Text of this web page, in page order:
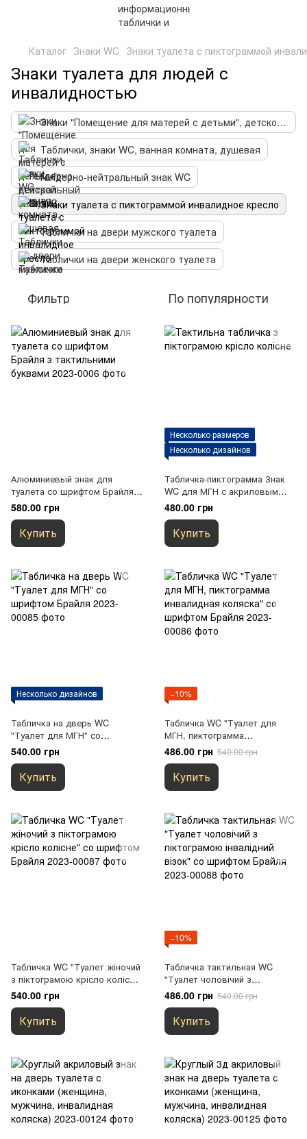
Каталог Знаки WC Знаки туалета с пиктограммой
Знаки туалета для людей с
инвалидностью
Знаки "Помещение для матерей с детьми", детской (WC)
Таблички, знаки WC, ванная комната, душевая
Гендерно-нейтральный знак WC
Знаки туалета с пиктограммой инвалидное кресло
Таблички на двери мужского туалета
Таблички на двери женского туалета
Фильтр По популярности
Алюминиевый знак для
туалета со шрифтом Брайля з
тактильними буквами
580.00 грн
Купить
Несколько размеров
Несколько дизайнов
Табличка-пиктограмма Знак
WC для МГН с акриловым
символом 3мм
480.00 грн
Купить
Несколько дизайнов
Табличка на дверь WC
"Туалет для МГН" со
шрифтом Брайля
540.00 грн
Купить
−10%
Табличка WC "Туалет для
МГН, пиктограмма
инвалидная коляска" со
шрифтом Брайля
486.00 грн 540.00 грн
Купить
Табличка WC "Туалет жіночий
з піктограмою крісло колісне"
со шрифтом Брайля
540.00 грн
Купить
−10%
Табличка тактильная WC
"Туалет чоловічий з
піктограмою інвалідний візок"
со шрифтом Брайля
486.00 грн 540.00 грн
Купить